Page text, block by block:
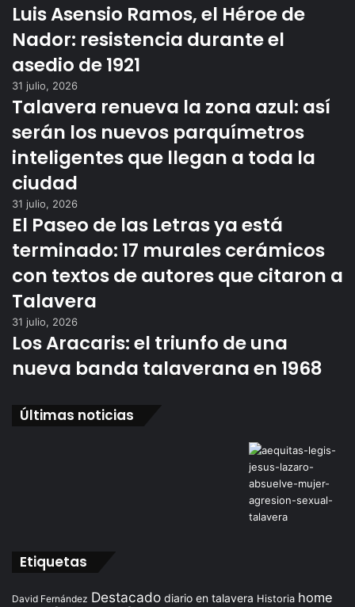
Luis Asensio Ramos, el Héroe de
Nador: resistencia durante el
asedio de 1921
31 julio, 2026
Talavera renueva la zona azul: así
serán los nuevos parquímetros
inteligentes que llegan a toda la
ciudad
31 julio, 2026
El Paseo de las Letras ya está
terminado: 17 murales cerámicos
con textos de autores que citaron a
Talavera
31 julio, 2026
Los Aracaris: el triunfo de una
nueva banda talaverana en 1968
Últimas noticias
Etiquetas
David Fernández Destacado diario en talavera Historia home